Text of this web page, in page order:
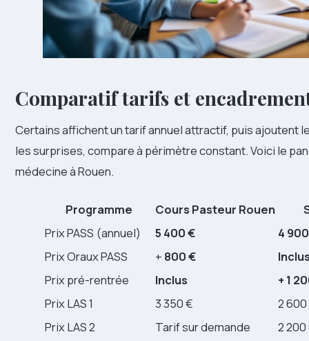
Comparatif tarifs et
Certains affichent un tarif annuel attractif, puis ajoutent
les surprises, compare à périmètre constant. Voici le
médecine à Rouen.
Programme Cours Pasteur Rouen
Prix PASS (annuel)
5 400 €
4
Prix Oraux PASS
+ 800 €
Prix pré-rentrée
Inclus
+ 1
Prix LAS 1
3 350 €
2
Prix LAS 2
Tarif sur demande
2